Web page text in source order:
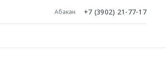
Абакан +7 (3902) 21-77-17